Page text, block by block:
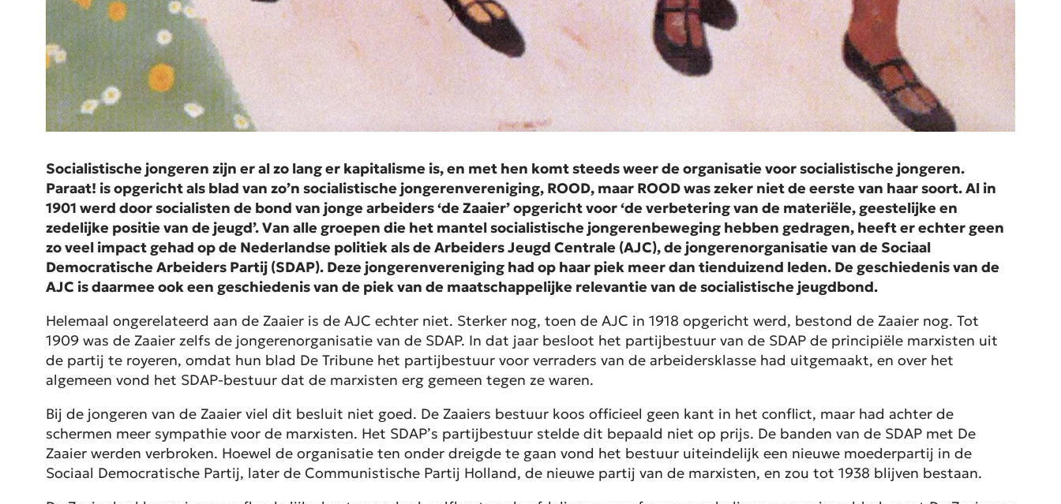
Socialistische jongeren zijn er al zo lang er kapitalisme is, en met hen komt steeds weer de organisatie voor socialistische jongeren.
Paraat! is opgericht als blad van zo’n socialistische jongerenvereniging, ROOD, maar ROOD was zeker niet de eerste van haar soort. Al in
1901 werd door socialisten de bond van jonge arbeiders ‘de Zaaier’ opgericht voor ‘de verbetering van de materiële, geestelijke en
zedelijke positie van de jeugd’. Van alle groepen die het mantel socialistische jongerenbeweging hebben gedragen, heeft er echter geen
zo veel impact gehad op de Nederlandse politiek als de Arbeiders Jeugd Centrale (AJC), de jongerenorganisatie van de Sociaal
Democratische Arbeiders Partij (SDAP). Deze jongerenvereniging had op haar piek meer dan tienduizend leden. De geschiedenis van de
AJC is daarmee ook een geschiedenis van de piek van de maatschappelijke relevantie van de socialistische jeugdbond.
Helemaal ongerelateerd aan de Zaaier is de AJC echter niet. Sterker nog, toen de AJC in 1918 opgericht werd, bestond de Zaaier nog. Tot
1909 was de Zaaier zelfs de jongerenorganisatie van de SDAP. In dat jaar besloot het partijbestuur van de SDAP de principiële marxisten uit
de partij te royeren, omdat hun blad De Tribune het partijbestuur voor verraders van de arbeidersklasse had uitgemaakt, en over het
algemeen vond het SDAP-bestuur dat de marxisten erg gemeen tegen ze waren.
Bij de jongeren van de Zaaier viel dit besluit niet goed. De Zaaiers bestuur koos officieel geen kant in het conflict, maar had achter de
schermen meer sympathie voor de marxisten. Het SDAP’s partijbestuur stelde dit bepaald niet op prijs. De banden van de SDAP met De
Zaaier werden verbroken. Hoewel de organisatie ten onder dreigde te gaan vond het bestuur uiteindelijk een nieuwe moederpartij in de
Sociaal Democratische Partij, later de Communistische Partij Holland, de nieuwe partij van de marxisten, en zou tot 1938 blijven bestaan.